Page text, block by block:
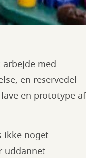
arbejde med
en reservedel
en prototype af
ikke noget
uddannet